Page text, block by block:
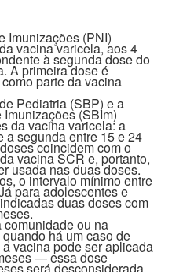
Imunizações (PNI)
vacina varicela, aos 4
à segunda dose do
A primeira dose é
parte da vacina
Pediatria (SBP) e a
(SBIm)
da vacina varicela: a
a segunda entre 15 e 24
coincidem com o
vacina SCR e, portanto,
usada nas duas doses.
o intervalo mínimo entre
para adolescentes e
duas doses com
comunidade ou na
há um caso de
vacina pode ser aplicada
— essa dose
será desconsiderada.